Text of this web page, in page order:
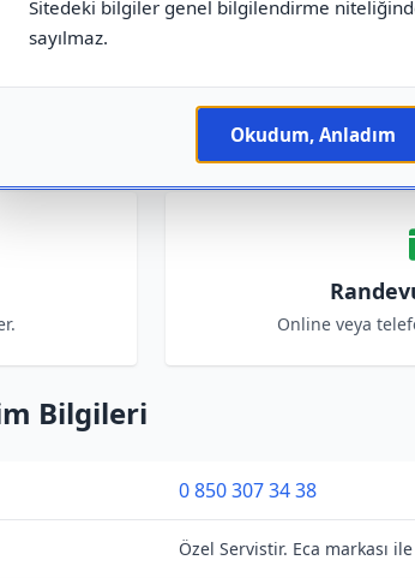
Sitedeki bilgiler genel bilgilendirme
sayılmaz.
Okudum, Anladım
Online veya
Bilgileri
0 850 307 34 38
Özel Servistir. Eca markası